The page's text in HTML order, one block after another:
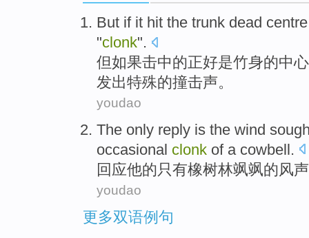
But if it hit the trunk dead centre
"clonk".
但如果击中的正好是竹身的中心
发出特殊的撞击声。
youdao
The only reply is the wind
occasional clonk of a cowbell.
回应他的 只有橡树林飒飒的 风声
youdao
更多双语例句